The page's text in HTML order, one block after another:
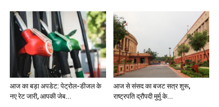
आज का बड़ा अपडेट: पेट्रोल-डीजल के
नए रेट जारी, आपकी जेब...
आज से संसद का बजट सत्र शुरू,
राष्ट्रपति द्रौपदी मुर्मु के...